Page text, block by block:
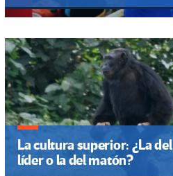
La cultura superior: ¿La del
líder o la del matón?